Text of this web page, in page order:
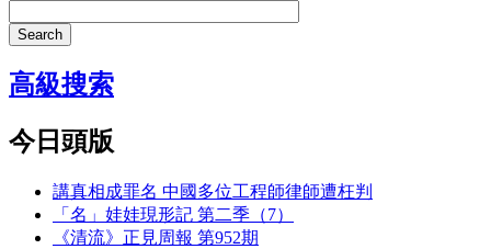
Search
高級搜索
今日頭版
講真相成罪名 中國多位工程師律師遭枉判
「名」娃娃現形記 第二季（7）
《清流》正見周報 第952期